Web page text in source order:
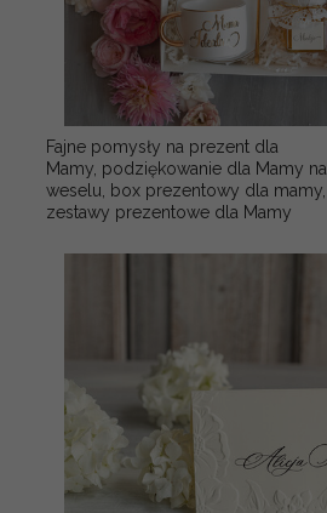
Fajne pomysły na prezent dla
Mamy, podziękowanie dla Mamy na
weselu, box prezentowy dla mamy,
zestawy prezentowe dla Mamy